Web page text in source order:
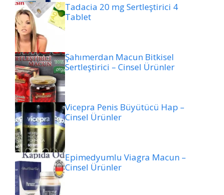
Tadacia 20 mg Sertleştirici 4
Tablet
Şahımerdan Macun Bitkisel
Sertleştirici – Cinsel Ürünler
Vicepra Penis Büyütücü Hap –
Cinsel Ürünler
Epimedyumlu Viagra Macun –
Cinsel Ürünler